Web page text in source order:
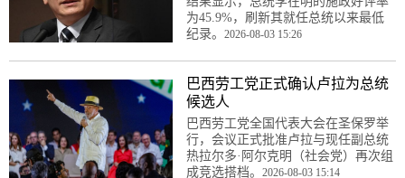
为45.9%，刷新其就任总统以来最低
纪录。 2026-08-03 15:26
巴西劳工党正式确认卢拉为总统
候选人
巴西劳工党全国代表大会在圣保罗举
行，会议正式批准卢拉与现任副总统
热拉尔多·阿尔克明（社会党）再次组
成竞选搭档。 2026-08-03 15:14